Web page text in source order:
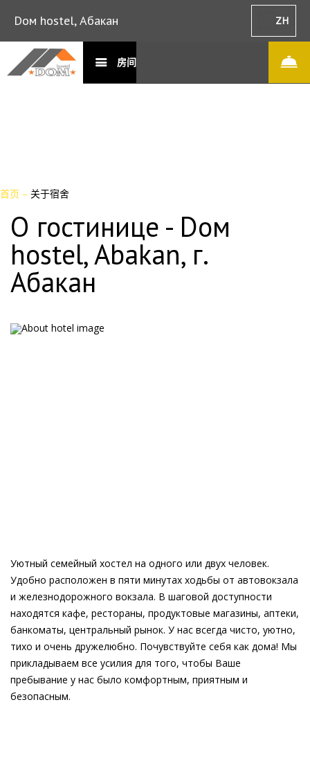
Dом hostel, Абакан ZH
房间
首页 – 关于宿舍
О гостинице - Dом
hostel, Abakan, г.
Абакан
Уютный семейный хостел на одного или двух человек.
Удобно расположен в пяти минутах ходьбы от автовокзала
и железнодорожного вокзала. В шаговой доступности
находятся кафе, рестораны, продуктовые магазины, аптеки,
банкоматы, центральный рынок. У нас всегда чисто, уютно,
тихо и очень дружелюбно. Почувствуйте себя как дома! Мы
прикладываем все усилия для того, чтобы Ваше
пребывание у нас было комфортным, приятным и
безопасным.